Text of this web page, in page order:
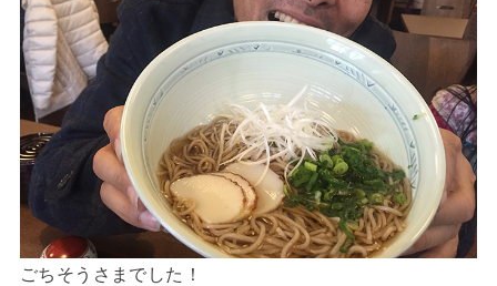
ごちそうさまでした！